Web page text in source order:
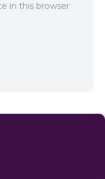
in this browser